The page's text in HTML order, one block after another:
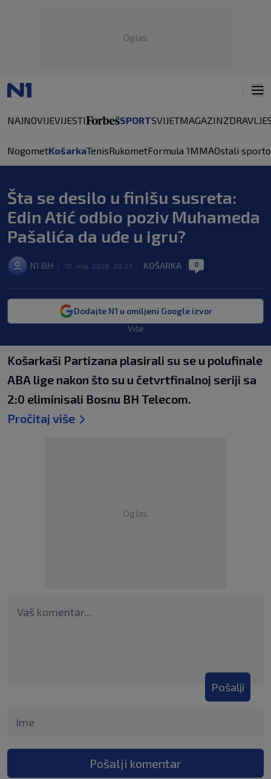
Oglas
NAJNOVIJEVIJESTI SPORTSVIJETMAGAZINZDRAVLJE
NogometKošarkaTenisRukometFormula 1MMAOstali
Šta se desilo u finišu susreta:
Edin Atić odbio poziv Muhameda
Pašalića da uđe u igru?
N1 BiH 10. maj. 2026. 20:23 KOŠARKA 0
Dodajte N1 u omiljeni Google izvor
Više
Košarkaši Partizana plasirali su se u polufinale
ABA lige nakon što su u četvrtfinalnoj seriji sa
2:0 eliminisali Bosnu BH Telecom.
Pročitaj više
Oglas
Pošalji
Pošalji komentar